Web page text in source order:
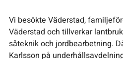
Vi besökte Väderstad,
Väderstad och tillverkar
såteknik och jordbearbetning.
Karlsson på